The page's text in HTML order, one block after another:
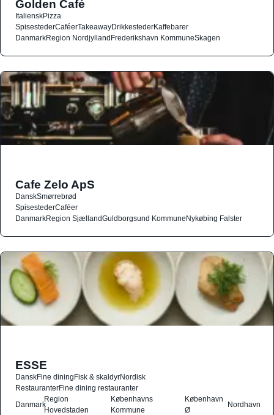
Golden Café
ItalienskPizza
SpisestederCaféerTakeawayDrikkestederKaffebarer
DanmarkRegion NordjyllandFrederikshavn KommuneSkagen
Cafe Zelo ApS
DanskSmørrebrød
SpisestederCaféer
DanmarkRegion SjællandGuldborgsund KommuneNykøbing Falster
ESSE
DanskFine diningFisk & skaldyrNordisk
RestauranterFine dining restauranter
Danmark
Region
Hovedstaden
Københavns
Kommune
København
Ø
Nordhavn